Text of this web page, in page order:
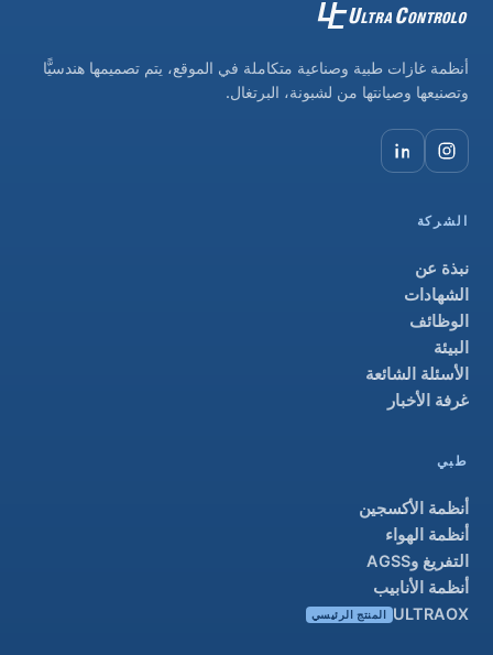
أنظمة غازات طبية وصناعية متكاملة في الموقع، يتم تصميمها هندسيًّا
وتصنيعها وصيانتها من لشبونة، البرتغال.
الشركة
نبذة عن
الشهادات
الوظائف
البيئة
الأسئلة الشائعة
غرفة الأخبار
طبي
أنظمة الأكسجين
أنظمة الهواء
التفريغ وAGSS
أنظمة الأنابيب
ULTRAOX
المنتج الرئيسي